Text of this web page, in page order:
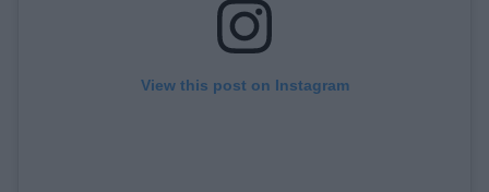
View this post on Instagram